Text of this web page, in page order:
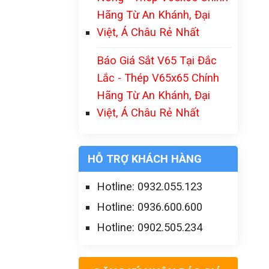
Hãng Từ An Khánh, Đại
Việt, Á Châu Rẻ Nhất
Báo Giá Sắt V65 Tại Đắc
Lắc - Thép V65x65 Chính
Hãng Từ An Khánh, Đại
Việt, Á Châu Rẻ Nhất
HỖ TRỢ KHÁCH HÀNG
Hotline: 0932.055.123
Hotline: 0936.600.600
Hotline: 0902.505.234